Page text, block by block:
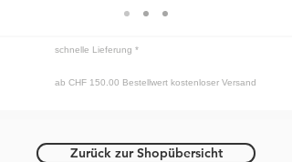
schnelle Lieferung *
ab CHF 150.00 Bestellwert kostenloser Versand
Zurück zur Shopübersicht